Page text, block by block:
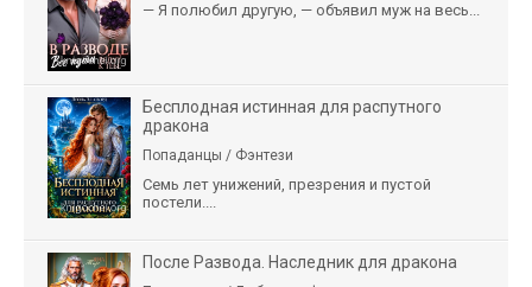
— Я полюбил другую, — объявил муж на весь...
Бесплодная истинная для распутного
дракона
Попаданцы / Фэнтези
Семь лет унижений, презрения и пустой
постели....
После Развода. Наследник для дракона